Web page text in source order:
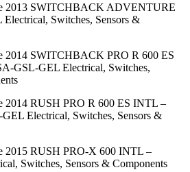
2013 SWITCHBACK ADVENTURE
Switches, Sensors &
2014 SWITCHBACK PRO R 600 ES
GSL-GEL Electrical, Switches,
2014 RUSH PRO R 600 ES INTL –
Electrical, Switches, Sensors &
2015 RUSH PRO-X 600 INTL –
Switches, Sensors & Components